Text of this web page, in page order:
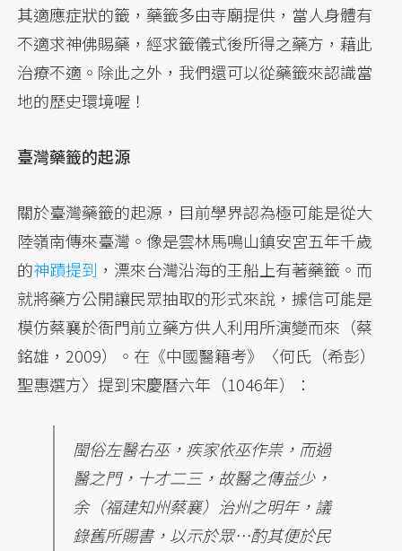
其適應症狀的籤，藥籤多由寺廟提供，當人身體有
不適求神佛賜藥，經求籤儀式後所得之藥方，藉此
治療不適。除此之外，我們還可以從藥籤來認識當
地的歷史環境喔！
臺灣藥籤的起源
關於臺灣藥籤的起源，目前學界認為極可能是從大
陸嶺南傳來臺灣。像是雲林馬鳴山鎮安宮五年千歲
的神蹟提到 ，漂來台灣沿海的王船上有著藥籤。而
就將藥方公開讓民眾抽取的形式來說，據信可能是
模仿蔡襄於衙門前立藥方供人利用所演變而來（蔡
銘雄，2009）。在《中國醫籍考》〈何氏（希彭）
聖惠選方〉提到宋慶曆六年（1046年）：
閩俗左醫右巫，疾家依巫作祟，而過
醫之門，十才二三，故醫之傳益少，
余（福建知州蔡襄）治州之明年，議
錄舊所賜書，以示於眾…酌其便於民